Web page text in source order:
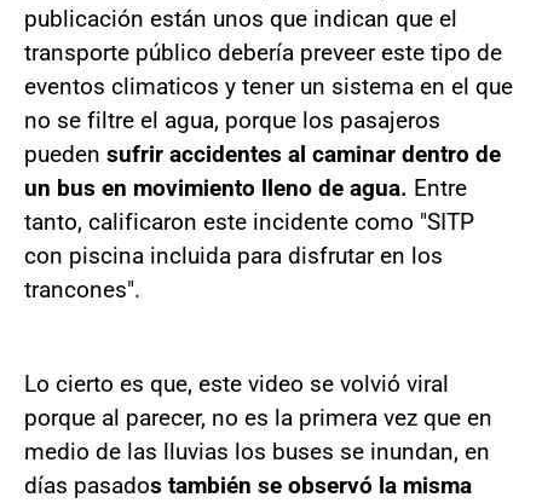
publicación están unos que indican que el
transporte público debería preveer este tipo de
eventos climaticos y tener un sistema en el que
no se filtre el agua, porque los pasajeros
pueden sufrir accidentes al caminar dentro de
un bus en movimiento lleno de agua. Entre
tanto, calificaron este incidente como "SITP
con piscina incluida para disfrutar en los
trancones".
Lo cierto es que, este video se volvió viral
porque al parecer, no es la primera vez que en
medio de las lluvias los buses se inundan, en
días pasados también se observó la misma